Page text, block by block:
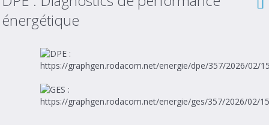
énergétique